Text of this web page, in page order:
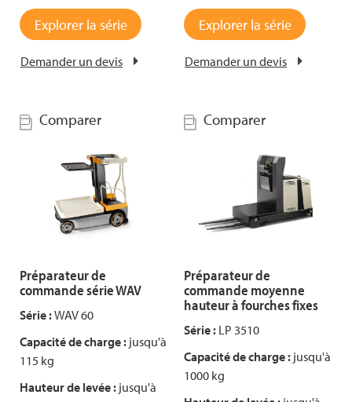
Explorer la série
Demander un devis
Explorer la série
Demander un devis
Comparer
Préparateur de
commande série WAV
Série :WAV 60
Capacité de charge : jusqu'à
115 kg
Hauteur de levée : jusqu'à
Comparer
Préparateur de
commande moyenne
hauteur à fourches fixes
Série : LP 3510
Capacité de charge : jusqu'à
1000 kg